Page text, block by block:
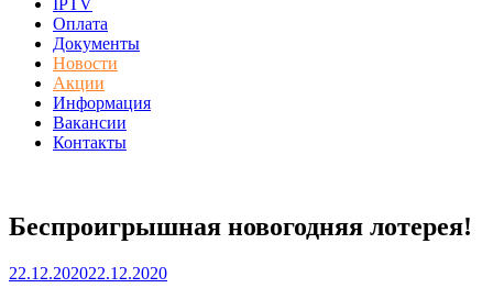
Оплата
Документы
Новости
Акции
Информация
Вакансии
Контакты
Беспроигрышная новогодняя лотерея!
22.12.202022.12.2020